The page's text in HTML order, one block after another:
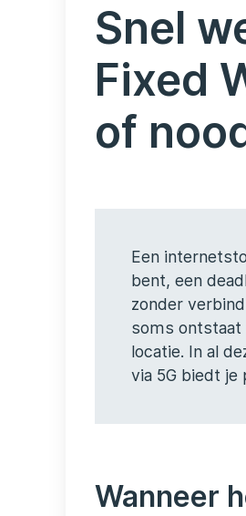
Snel
Fixed
of
Een
bent, een
zonder
soms ontstaat
locatie. In al
via 5G biedt je
Wanneer